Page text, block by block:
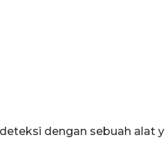
dengan sebuah alat